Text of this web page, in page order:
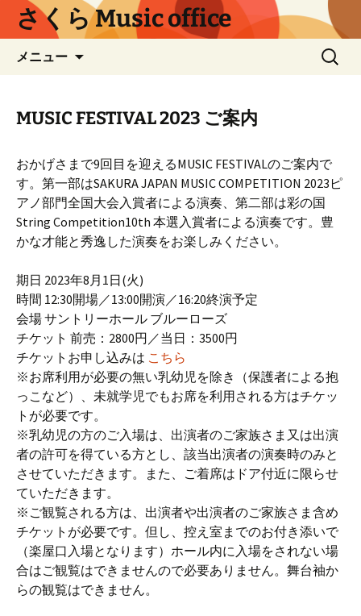
さくら Music office
メニュー
検
索:
MUSIC FESTIVAL 2023 ご案内
おかげさまで9回目を迎えるMUSIC FESTIVALのご案内で
す。第一部はSAKURA JAPAN MUSIC COMPETITION 2023ピ
アノ部門全国大会入賞者による演奏、第二部は彩の国
String Competition10th 本選入賞者による演奏です。豊
かな才能と秀逸した演奏をお楽しみください。
期日 2023年8月1日(火)
時間 12:30開場／13:00開演／16:20終演予定
会場 サントリーホール ブルーローズ
チケット 前売：2800円／当日：3500円
チケットお申し込みは こちら
※お席利用が必要の無い乳幼児を除き（保護者による抱
っこなど）、未就学児でもお席を利用される方はチケッ
トが必要です。
※乳幼児の方のご入場は、出演者のご家族さま又は出演
者の許可を得ている方とし、該当出演者の演奏時のみと
させていただきます。また、ご着席はドア付近に限らせ
ていただきます。
※ご観覧される方は、出演者や出演者のご家族さま含め
チケットが必要です。但し、控え室までのお付き添いで
（楽屋口入場となります）ホール内に入場をされない場
合はご観覧はできませんので必要ありません。舞台袖か
らの観覧はできません。